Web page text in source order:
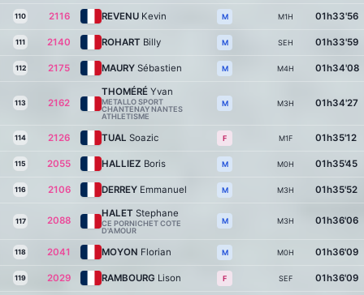
110 2116 REVENU Kevin M M1H 01h33'56
111 2140 ROHART Billy M SEH 01h33'59
112 2175 MAURY Sébastien M M4H 01h34'08
113 2162
THOMÉRÉ Yvan
METALLO SPORT
CHANTENAY NANTES
ATHLETISME
M M3H 01h34'27
114 2126 TUAL Soazic F M1F 01h35'12
115 2055 HALLIEZ Boris M M0H 01h35'45
116 2106 DERREY Emmanuel M M3H 01h35'52
117 2088
HALET Stephane
CE PORNICHET COTE
D'AMOUR
M M3H 01h36'06
118 2041 MOYON Florian M M0H 01h36'09
119 2029 RAMBOURG Lison F SEF 01h36'09